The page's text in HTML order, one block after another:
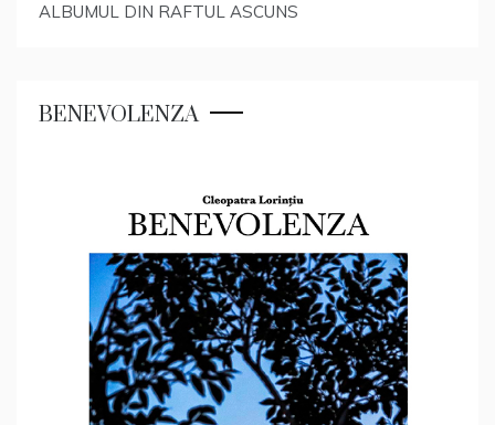
ALBUMUL DIN RAFTUL ASCUNS
BENEVOLENZA